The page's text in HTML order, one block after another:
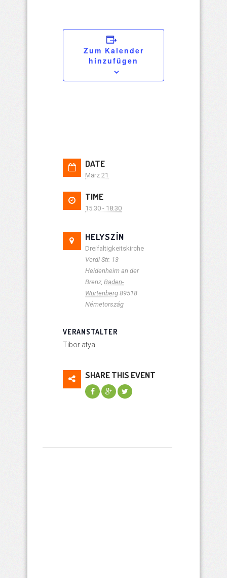
Zum Kalender
hinzufügen
DATE
März 21
TIME
15:30 - 18:30
HELYSZÍN
Dreifaltigkeitskirche
Verdi Str. 13
Heidenheim an der
Brenz, Baden-
Würtenberg 89518
Németország
VERANSTALTER
Tibor atya
SHARE THIS EVENT